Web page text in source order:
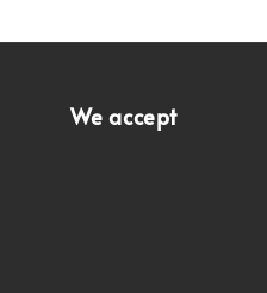
We accept